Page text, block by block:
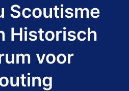
Scoutisme
Historisch
voor